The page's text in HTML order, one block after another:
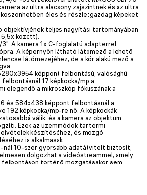
az ultra alacsony zajszintnek és az ultra
éles és részletgazdag képeket
objektívjének teljes nagyítási tartományában
között).
A kamera 1x C-foglalatú adapterrel
A képernyőn látható látómező a lehető
látómezejéhez, de a kör alakú mező a
képpont felbontású, valósághű
17 képkocka/mp a
elegendő a mikroszkóp fókuszának a
és 584x438 képpont felbontásnál a
192 képkocka/mp-re nő. A képkockák
válik, és a kamera az objektum
Ezek az üzemmódok tantermi
készítéséhez, és mozgó
is alkalmasak.
nál 10-szer gyorsabb adatátvitelt biztosít,
dolgozhat a videóstreammel, amely
felbontáson történő mozgatásakor sem